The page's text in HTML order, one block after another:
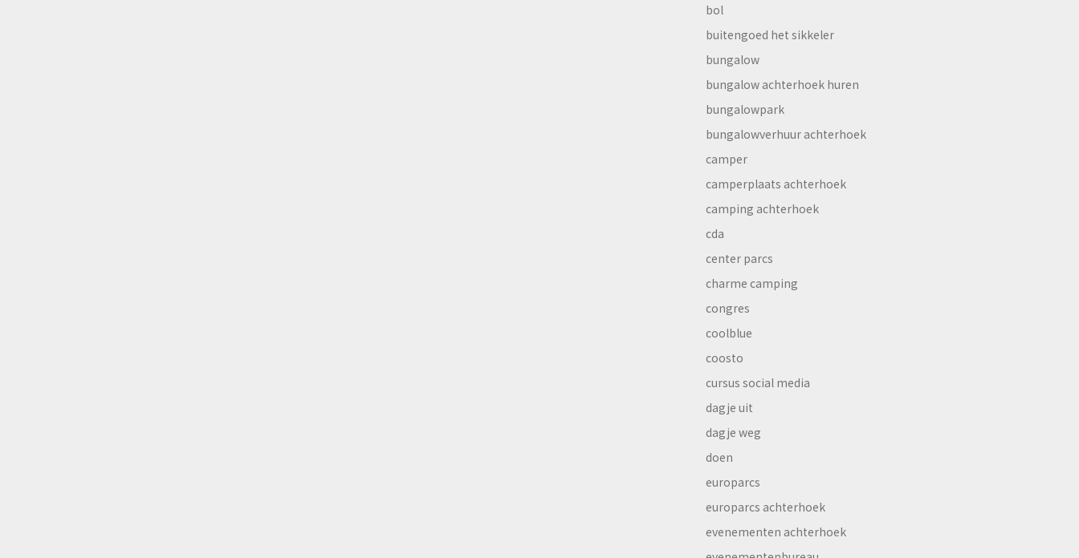
bol
buitengoed het sikkeler
bungalow
bungalow achterhoek huren
bungalowpark
bungalowverhuur achterhoek
camper
camperplaats achterhoek
camping achterhoek
cda
center parcs
charme camping
congres
coolblue
coosto
cursus social media
dagje uit
dagje weg
doen
europarcs
europarcs achterhoek
evenementen achterhoek